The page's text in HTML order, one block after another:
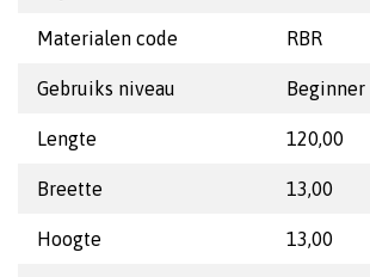
Materialen code RBR
Gebruiks niveau Beginner
Lengte 120,00
Breette 13,00
Hoogte 13,00